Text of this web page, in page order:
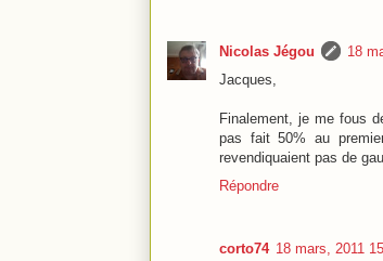
Nicolas Jégou
18
Jacques,
Finalement, je me fous
pas fait 50% au
revendiquaient pas de
Répondre
corto74 18 mars, 2011